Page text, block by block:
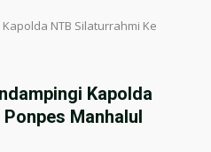
NTB Silaturrahmi Ke
Kapolda
Manhalul